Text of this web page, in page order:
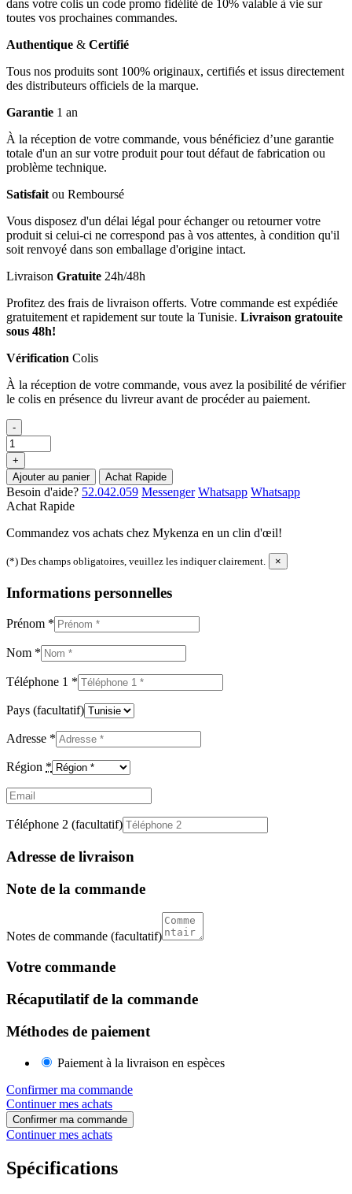
dans votre colis un code promo fidélité de 10% valable à vie sur
toutes vos prochaines commandes.
Authentique & Certifié
Tous nos produits sont 100% originaux, certifiés et issus directement
des distributeurs officiels de la marque.
Garantie 1 an
À la réception de votre commande, vous bénéficiez d’une garantie
totale d'un an sur votre produit pour tout défaut de fabrication ou
problème technique.
Satisfait ou Remboursé
Vous disposez d'un délai légal pour échanger ou retourner votre
produit si celui-ci ne correspond pas à vos attentes, à condition qu'il
soit renvoyé dans son emballage d'origine intact.
Livraison Gratuite 24h/48h
Profitez des frais de livraison offerts. Votre commande est expédiée
gratuitement et rapidement sur toute la Tunisie. Livraison gratouite
sous 48h!
Vérification Colis
À la réception de votre commande, vous avez la posibilité de vérifier
le colis en présence du livreur avant de procéder au paiement.
-
+
Ajouter au panier
Achat Rapide
Besoin d'aide? 52.042.059 Messenger Whatsapp Whatsapp
Achat Rapide
Commandez vos achats chez Mykenza en un clin d'œil!
(*) Des champs obligatoires, veuillez les indiquer clairement. ×
Informations personnelles
Prénom *
Nom *
Téléphone 1 *
Pays (facultatif)
Adresse *
Région *
Email
Téléphone 2 (facultatif)
Adresse de livraison
Note de la commande
Notes de commande (facultatif)
Votre commande
Récaputilatif de la commande
Méthodes de paiement
Paiement à la livraison en espèces
Confirmer ma commande
Continuer mes achats
Confirmer ma commande
Continuer mes achats
Spécifications